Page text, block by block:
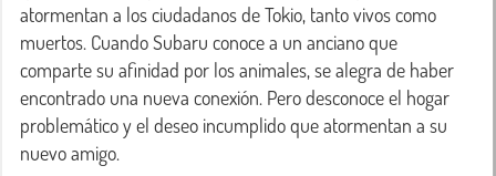
atormentan a los ciudadanos de Tokio, tanto vivos como
muertos. Cuando Subaru conoce a un anciano que
comparte su afinidad por los animales, se alegra de haber
encontrado una nueva conexión. Pero desconoce el hogar
problemático y el deseo incumplido que atormentan a su
nuevo amigo.